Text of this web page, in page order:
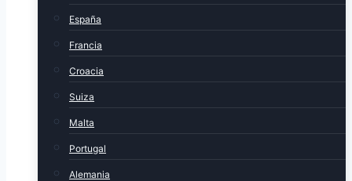
España
Francia
Croacia
Suiza
Malta
Portugal
Alemania